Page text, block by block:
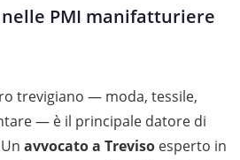
PMI manifatturiere
trevigiano — moda, tessile,
— è il principale datore di
avvocato a Treviso esperto in